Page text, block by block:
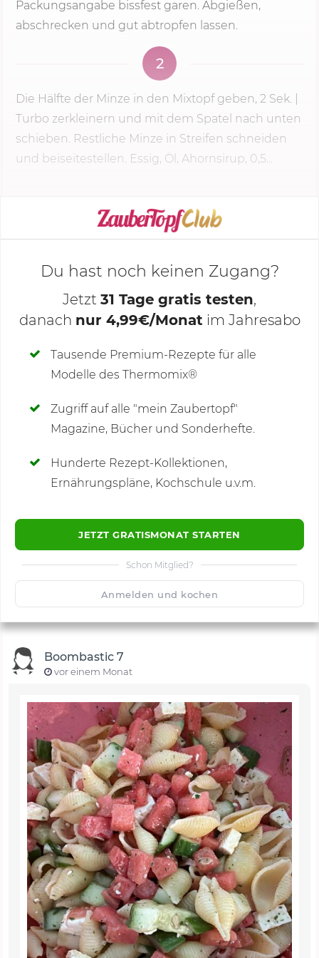
Packungsangabe bissfest garen. Abgießen,
abschrecken und gut abtropfen lassen.
2
Die Hälfte der Minze in den Mixtopf geben, 2 Sek.
Turbo zerkleinern und mit dem Spatel nach unten
schieben. Restliche Minze in Streifen schneiden
und beiseitestellen. Essig, Öl, Ahornsirup, 0,5...
KOCHMODUS STARTEN
Deine Notizen
Du hast noch keinen Zugang?
Jetzt 31 Tage gratis testen,
danach nur 4,99€/Monat im Jahresabo
Tausende Premium-Rezepte für alle
Modelle des Thermomix®
Zugriff auf alle "mein Zaubertopf"
Magazine, Bücher und Sonderhefte.
Hunderte Rezept-Kollektionen,
Ernährungspläne, Kochschule u.v.m.
JETZT GRATISMONAT STARTEN
Schon Mitglied?
Anmelden und kochen
Kommentare(3)
🙂 1500 Speichern
Boombastic 7
vor einem Monat